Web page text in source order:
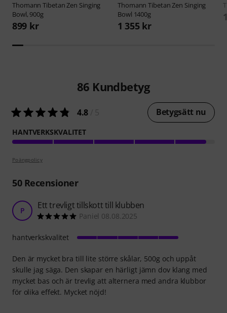
ThomannTibetan Zen Singing
Bowl, 900g
899 kr
ThomannTibetan Zen Singing
Bowl 1400g
1 355 kr
86 Kundbetyg
4.8 Betygsätt nu
HANTVERKSKVALITET
Poängpolicy
50Recensioner
P Ett trevligt tillskott till klubben
Paniel 08.08.2025
Den är mycket bra till lite större skålar, 500g och uppåt
skulle jag säga. Den skapar en härligt jämn dov klang med
mycket bas och är trevlig att alternera med andra klubbor
för olika effekt. Mycket nöjd!
hantverkskvalitet